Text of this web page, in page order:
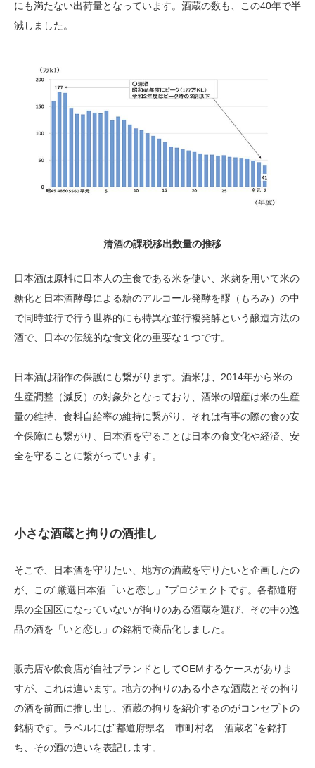
にも満たない出荷量となっています。酒蔵の数も、この40年で半
減しました。
清酒の課税移出数量の推移
日本酒は原料に日本人の主食である米を使い、米麹を用いて米の
糖化と日本酒酵母による糖のアルコール発酵を醪（もろみ）の中
で同時並行で行う世界的にも特異な並行複発酵という醸造方法の
酒で、日本の伝統的な食文化の重要な１つです。
日本酒は稲作の保護にも繋がります。酒米は、2014年から米の
生産調整（減反）の対象外となっており、酒米の増産は米の生産
量の維持、食料自給率の維持に繋がり、それは有事の際の食の安
全保障にも繋がり、日本酒を守ることは日本の食文化や経済、安
全を守ることに繋がっています。
小さな酒蔵と拘りの酒推し
そこで、日本酒を守りたい、地方の酒蔵を守りたいと企画したの
が、この“厳選日本酒「いと恋し」”プロジェクトです。各都道府
県の全国区になっていないが拘りのある酒蔵を選び、その中の逸
品の酒を「いと恋し」の銘柄で商品化しました。
販売店や飲食店が自社ブランドとしてOEMするケースがありま
すが、これは違います。地方の拘りのある小さな酒蔵とその拘り
の酒を前面に推し出し、酒蔵の拘りを紹介するのがコンセプトの
銘柄です。ラベルには”都道府県名 市町村名 酒蔵名”を銘打
ち、その酒の違いを表記します。